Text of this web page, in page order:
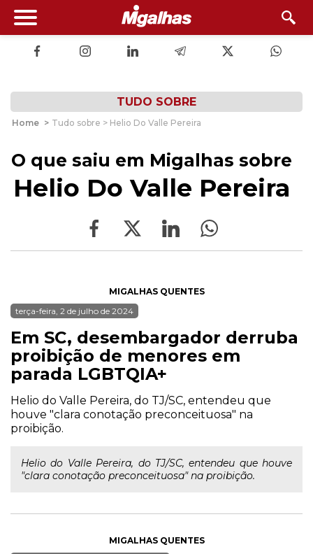
TUDO SOBRE
Home > Tudo sobre > Helio Do Valle Pereira
O que saiu em Migalhas sobre
Helio Do Valle Pereira
MIGALHAS QUENTES
terça-feira, 2 de julho de 2024
Em SC, desembargador derruba
proibição de menores em
parada LGBTQIA+
Helio do Valle Pereira, do TJ/SC, entendeu que
houve "clara conotação preconceituosa" na
proibição.
Helio do Valle Pereira, do TJ/SC, entendeu que houve
"clara conotação preconceituosa" na proibição.
MIGALHAS QUENTES